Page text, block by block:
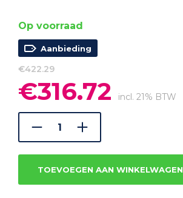
Op voorraad
Aanbieding
€422.29
Oorspronkelijke
prijs
was:
€422.29.
€316.72 prijs
incl. 21% BTW
TOEVOEGEN AAN WINKELWAGEN